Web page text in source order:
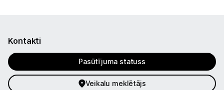
Kontakti
Pasūtījuma statuss
Veikalu meklētājs